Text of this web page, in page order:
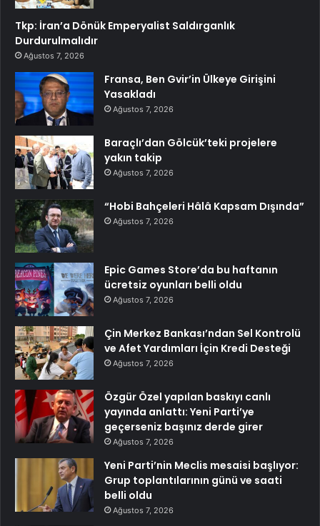
Tkp: İran’a Dönük Emperyalist Saldırganlık
Durdurulmalıdır
Ağustos 7, 2026
Fransa, Ben Gvir’in Ülkeye Girişini
Yasakladı
Ağustos 7, 2026
Baraçlı’dan Gölcük’teki projelere
yakın takip
Ağustos 7, 2026
“Hobi Bahçeleri Hâlâ Kapsam Dışında”
Ağustos 7, 2026
Epic Games Store’da bu haftanın
ücretsiz oyunları belli oldu
Ağustos 7, 2026
Çin Merkez Bankası’ndan Sel Kontrolü
ve Afet Yardımları İçin Kredi Desteği
Ağustos 7, 2026
Özgür Özel yapılan baskıyı canlı
yayında anlattı: Yeni Parti’ye
geçerseniz başınız derde girer
Ağustos 7, 2026
Yeni Parti’nin Meclis mesaisi başlıyor:
Grup toplantılarının günü ve saati
belli oldu
Ağustos 7, 2026